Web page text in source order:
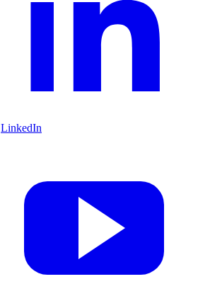
LinkedIn